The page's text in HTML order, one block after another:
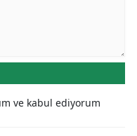
ve kabul ediyorum